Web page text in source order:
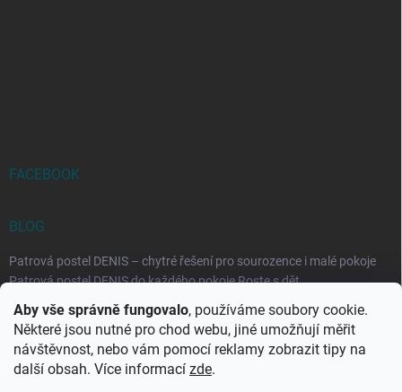
Aby vše správně fungovalo, používáme soubory cookie.
Některé jsou nutné pro chod webu, jiné umožňují měřit
návštěvnost, nebo vám pomocí reklamy zobrazit tipy na
další obsah. Více informací zde.
FACEBOOK
BLOG
Patrová postel DENIS – chytré řešení pro sourozence i malé pokoje
Patrová postel DENIS do každého pokoje Roste s dět...
Rozkládací postele RELAX – ideální řešení pro malé prostory i
každodenní spaní
Rozkládací postel, která se přizpůsobí vašemu živo...